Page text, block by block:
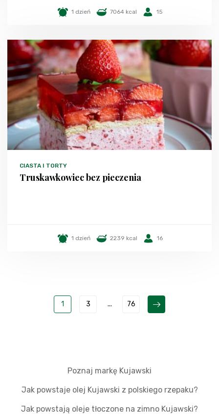
1 dzień 7064 kcal 15
CIASTA I TORTY
Truskawkowiec bez pieczenia
1 dzień 2239 kcal 16
1 3 ... 76
Poznaj markę Kujawski
Jak powstaje olej Kujawski z polskiego rzepaku?
Jak powstają oleje tłoczone na zimno Kujawski?